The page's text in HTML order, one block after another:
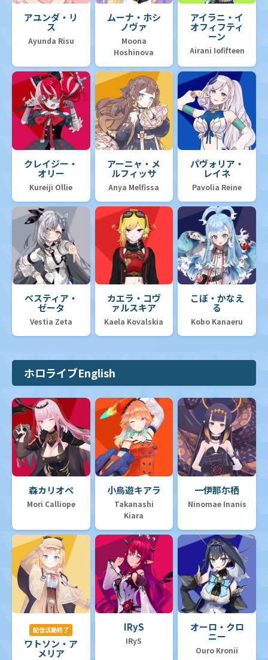
アユンダ・リ
ス
Ayunda Risu
ムーナ・ホシ
ノヴァ
Moona
Hoshinova
アイラニ・イ
オフィフティ
ーン
Airani Iofifteen
クレイジー・
オリー
Kureiji Ollie
アーニャ・メ
ルフィッサ
Anya Melfissa
パヴォリア・
レイネ
Pavolia Reine
ベスティア・
ゼータ
Vestia Zeta
カエラ・コヴ
ァルスキア
Kaela Kovalskia
こぼ・かなえ
る
Kobo Kanaeru
ホロライブEnglish
森カリオペ
Mori Calliope
小鳥遊キアラ
Takanashi
Kiara
一伊那尓栖
Ninomae Inanis
配信活動終了
ワトソン・ア
メリア
IRyS
IRyS
オーロ・クロ
ニー
Ouro Kronii